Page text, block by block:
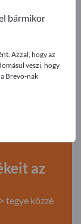
kapcsolatok
az
tegye közzé
bármikor
Azzal, hogy az
veszi, hogy
Brevo-nak